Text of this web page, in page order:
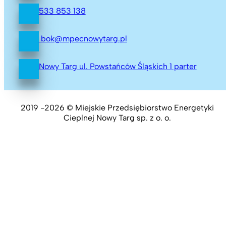
533 853 138
bok@mpecnowytarg.pl
Nowy Targ ul. Powstańców Śląskich 1 parter
2019 -2026 © Miejskie Przedsiębiorstwo Energetyki
Cieplnej Nowy Targ sp. z o. o.